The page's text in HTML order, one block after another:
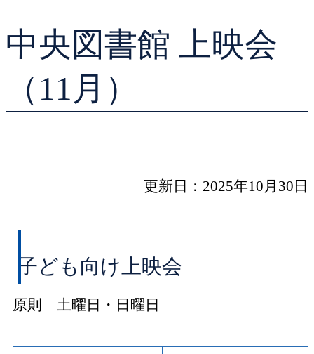
貸出ランキング
予約ランキング
学校図書館支援サー
中央図書館 上映会
（11月）
更新日：2025年10月30日
子ども向け上映会
原則 土曜日・日曜日